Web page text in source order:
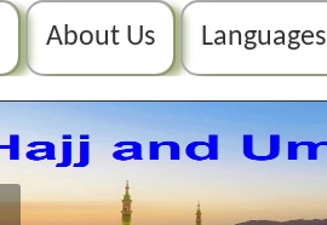
About Us Languages